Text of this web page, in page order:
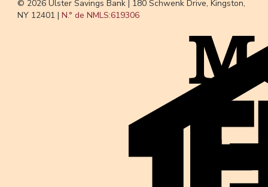
© 2026 Ulster Savings Bank | 180 Schwenk Drive, Kingston,
NY 12401 | N.° de NMLS:619306